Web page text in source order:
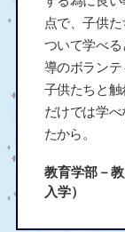
点で、子供
ついて学べ
導のボラン
子供たちと
だけでは学
たから。
教育学部－
入学）